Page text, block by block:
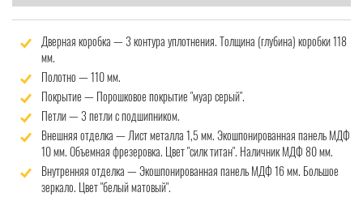
Дверная коробка — 3 контура уплотнения. Толщина (глубина) коробки 118
мм.
Полотно — 110 мм.
Покрытие — Порошковое покрытие "муар серый".
Петли — 3 петли с подшипником.
Внешняя отделка — Лист металла 1,5 мм. Экошпонированная панель МДФ
10 мм. Объемная фрезеровка. Цвет "силк титан". Наличник МДФ 80 мм.
Внутренняя отделка — Экошпонированная панель МДФ 16 мм. Большое
зеркало. Цвет "белый матовый".